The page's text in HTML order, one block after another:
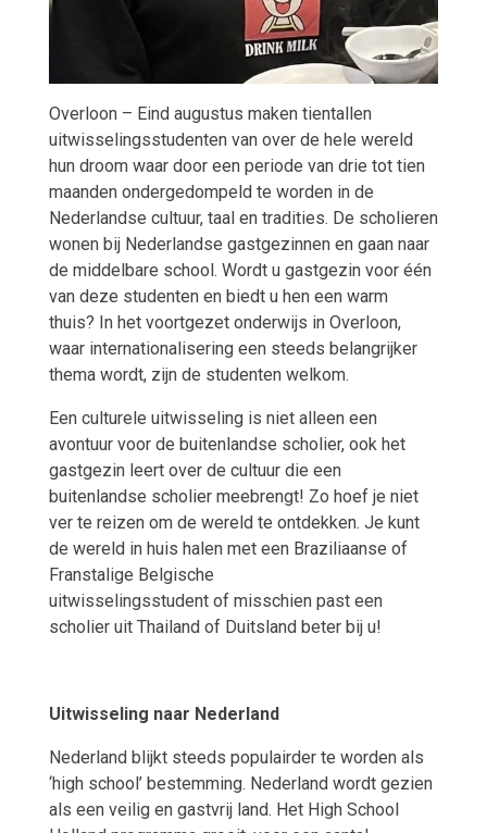
Overloon – Eind augustus maken tientallen
uitwisselingsstudenten van over de hele wereld
hun droom waar door een periode van drie tot tien
maanden ondergedompeld te worden in de
Nederlandse cultuur, taal en tradities. De scholieren
wonen bij Nederlandse gastgezinnen en gaan naar
de middelbare school. Wordt u gastgezin voor één
van deze studenten en biedt u heneenwarm
thuis? In het voortgezet onderwijs in Overloon,
waar internationalisering een steeds belangrijker
thema wordt, zijn de studenten welkom.
Een culturele uitwisseling is niet alleen een
avontuur voor de buitenlandse scholier, ook het
gastgezin leert over de cultuur die een
buitenlandse scholier meebrengt! Zo hoef je niet
ver te reizen om de wereld te ontdekken. Je kunt
de wereld in huis halen met een Braziliaanse of
Franstalige Belgische
uitwisselingsstudent of misschien past een
scholier uit Thailand of Duitsland beter bij u!
Uitwisseling naar Nederland
Nederland blijkt steeds populairder te worden als
‘high school’ bestemming. Nederland wordt gezien
als een veilig en gastvrij land. Het High School